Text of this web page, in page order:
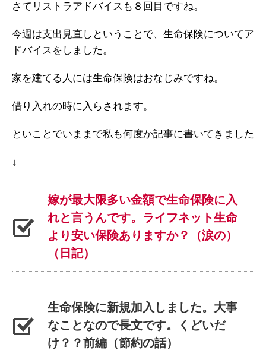
さてリストラアドバイスも８回目ですね。
今週は支出見直しということで、生命保険についてア
ドバイスをしました。
家を建てる人には生命保険はおなじみですね。
借り入れの時に入らされます。
といことでいままで私も何度か記事に書いてきました
↓
嫁が最大限多い金額で生命保険に入
れと言うんです。ライフネット生命
より安い保険ありますか？（涙の）
（日記）
生命保険に新規加入しました。大事
なことなので長文です。くどいだ
け？？前編（節約の話）